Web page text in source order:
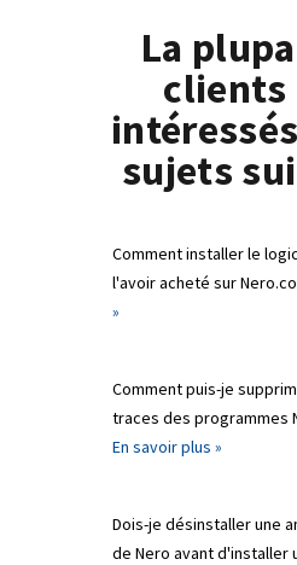
La
clients
sujets
Comment installer le
l'avoir acheté sur
»
Comment puis-je
traces des programmes
En savoir plus »
Dois-je désinstaller une
de Nero avant d'installer